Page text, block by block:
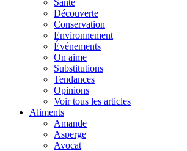
Santé
Découverte
Conservation
Environnement
Événements
On aime
Substitutions
Tendances
Opinions
Voir tous les articles
Aliments
Amande
Asperge
Avocat